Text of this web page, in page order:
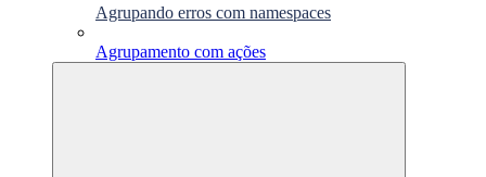
Agrupando erros com namespaces
Agrupamento com ações